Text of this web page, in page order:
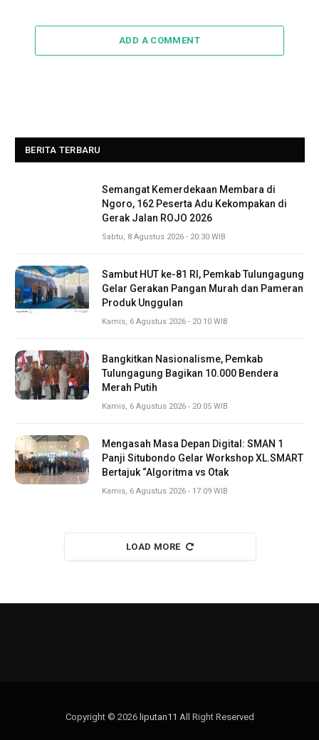
ADD A COMMENT
BERITA TERBARU
Semangat Kemerdekaan Membara di
Ngoro, 162 Peserta Adu Kekompakan di
Gerak Jalan ROJO 2026
Sabtu, 8 Agustus 2026 - 20:30 WIB
Sambut HUT ke-81 RI, Pemkab Tulungagung
Gelar Gerakan Pangan Murah dan Pameran
Produk Unggulan
Kamis, 6 Agustus 2026 - 20:10 WIB
Bangkitkan Nasionalisme, Pemkab
Tulungagung Bagikan 10.000 Bendera
Merah Putih
Kamis, 6 Agustus 2026 - 20:05 WIB
Mengasah Masa Depan Digital: SMAN 1
Panji Situbondo Gelar Workshop XL.SMART
Bertajuk “Algoritma vs Otak
Kamis, 6 Agustus 2026 - 17:09 WIB
LOAD MORE
Copyright © 2026 liputan11 All Right Reserved